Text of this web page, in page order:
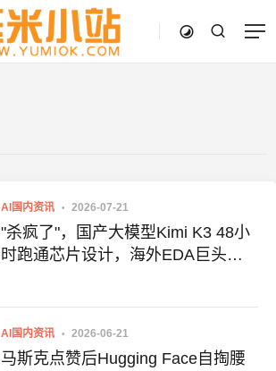
AI国内资讯 2026-07-21
"杀疯了"，国产大模型Kimi K3 48小
时跑通芯片设计，海外EDA巨头股
AI国内资讯 2026-06-21
马斯克点赞后Hugging Face自掏腰